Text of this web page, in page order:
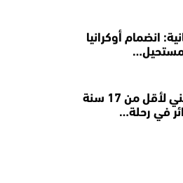
انضمام أوكرانيا
مستحيل…
المنتخب الوطني لأقل من 17 سنة
في رحلة…